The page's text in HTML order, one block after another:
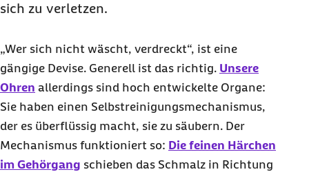
sich zu verletzen.
„Wer sich nicht wäscht, verdreckt“, ist eine
gängige Devise. Generell ist das richtig. Unsere
Ohren allerdings sind hoch entwickelte Organe:
Sie haben einen Selbstreinigungsmechanismus,
der es überflüssig macht, sie zu säubern. Der
Mechanismus funktioniert so: Die feinen Härchen
im Gehörgang schieben das Schmalz in Richtung